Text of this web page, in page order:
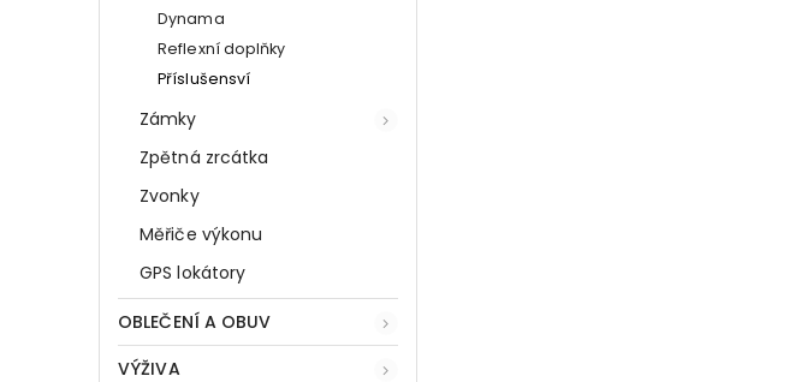
Dynama
Reflexní doplňky
Příslušensví
Zámky
Zpětná zrcátka
Zvonky
Měřiče výkonu
GPS lokátory
OBLEČENÍ A OBUV
VÝŽIVA